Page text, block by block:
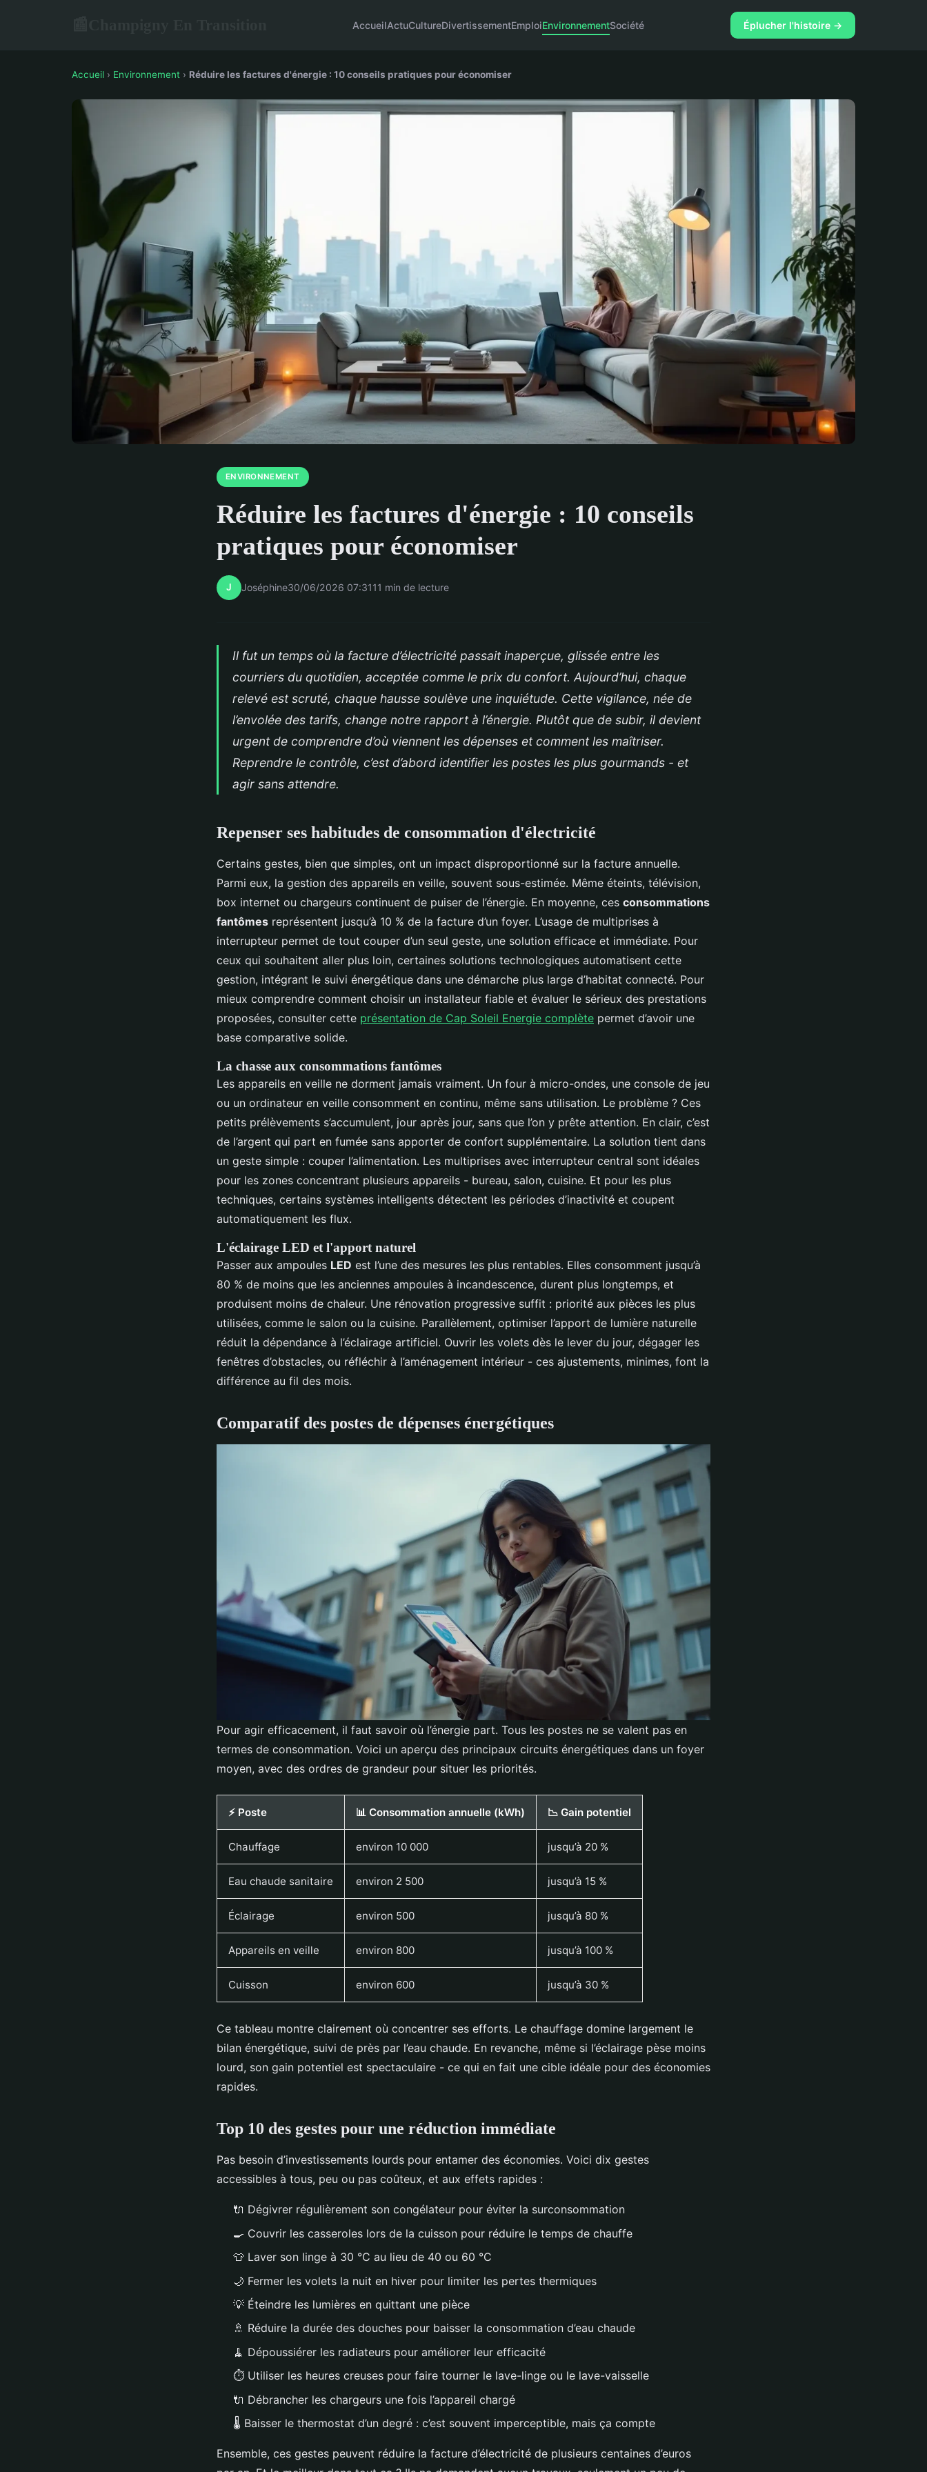
AccueilActuCultureDivertissementEmploiEnvironnementSociété Éplucher l'histoire →
Accueil › Environnement › Réduire les factures d'énergie : 10 conseils pratiques pour économiser
ENVIRONNEMENT
Réduire les factures d'énergie : 10 conseils
pratiques pour économiser
J Joséphine30/06/2026 07:3111 min de lecture
Il fut un temps où la facture d’électricité passait inaperçue, glissée entre les
courriers du quotidien, acceptée comme le prix du confort. Aujourd’hui, chaque
relevé est scruté, chaque hausse soulève une inquiétude. Cette vigilance, née de
l’envolée des tarifs, change notre rapport à l’énergie. Plutôt que de subir, il devient
urgent de comprendre d’où viennent les dépenses et comment les maîtriser.
Reprendre le contrôle, c’est d’abord identifier les postes les plus gourmands - et
agir sans attendre.
Repenser ses habitudes de consommation d'électricité
Certains gestes, bien que simples, ont un impact disproportionné sur la facture annuelle.
Parmi eux, la gestion des appareils en veille, souvent sous-estimée. Même éteints, télévision,
box internet ou chargeurs continuent de puiser de l’énergie. En moyenne, ces consommations
fantômes représentent jusqu’à 10 % de la facture d’un foyer. L’usage de multiprises à
interrupteur permet de tout couper d’un seul geste, une solution efficace et immédiate. Pour
ceux qui souhaitent aller plus loin, certaines solutions technologiques automatisent cette
gestion, intégrant le suivi énergétique dans une démarche plus large d’habitat connecté. Pour
mieux comprendre comment choisir un installateur fiable et évaluer le sérieux des prestations
proposées, consulter cette présentation de Cap Soleil Energie complète permet d’avoir une
base comparative solide.
La chasse aux consommations fantômes
Les appareils en veille ne dorment jamais vraiment. Un four à micro-ondes, une console de jeu
ou un ordinateur en veille consomment en continu, même sans utilisation. Le problème ? Ces
petits prélèvements s’accumulent, jour après jour, sans que l’on y prête attention. En clair, c’est
de l’argent qui part en fumée sans apporter de confort supplémentaire. La solution tient dans
un geste simple : couper l’alimentation. Les multiprises avec interrupteur central sont idéales
pour les zones concentrant plusieurs appareils - bureau, salon, cuisine. Et pour les plus
techniques, certains systèmes intelligents détectent les périodes d’inactivité et coupent
automatiquement les flux.
L'éclairage LED et l'apport naturel
Passer aux ampoules LED est l’une des mesures les plus rentables. Elles consomment jusqu’à
80 % de moins que les anciennes ampoules à incandescence, durent plus longtemps, et
produisent moins de chaleur. Une rénovation progressive suffit : priorité aux pièces les plus
utilisées, comme le salon ou la cuisine. Parallèlement, optimiser l’apport de lumière naturelle
réduit la dépendance à l’éclairage artificiel. Ouvrir les volets dès le lever du jour, dégager les
fenêtres d’obstacles, ou réfléchir à l’aménagement intérieur - ces ajustements, minimes, font la
différence au fil des mois.
Comparatif des postes de dépenses énergétiques
Pour agir efficacement, il faut savoir où l’énergie part. Tous les postes ne se valent pas en
termes de consommation. Voici un aperçu des principaux circuits énergétiques dans un foyer
moyen, avec des ordres de grandeur pour situer les priorités.
⚡ Poste 📊 Consommation annuelle (kWh) 📉 Gain potentiel
Chauffage environ 10 000 jusqu’à 20 %
Eau chaude sanitaire environ 2 500 jusqu’à 15 %
Éclairage environ 500 jusqu’à 80 %
Appareils en veille environ 800 jusqu’à 100 %
Cuisson environ 600 jusqu’à 30 %
Ce tableau montre clairement où concentrer ses efforts. Le chauffage domine largement le
bilan énergétique, suivi de près par l’eau chaude. En revanche, même si l’éclairage pèse moins
lourd, son gain potentiel est spectaculaire - ce qui en fait une cible idéale pour des économies
rapides.
Top 10 des gestes pour une réduction immédiate
Pas besoin d’investissements lourds pour entamer des économies. Voici dix gestes
accessibles à tous, peu ou pas coûteux, et aux effets rapides :
🔌 Dégivrer régulièrement son congélateur pour éviter la surconsommation
🍳 Couvrir les casseroles lors de la cuisson pour réduire le temps de chauffe
👕 Laver son linge à 30 °C au lieu de 40 ou 60 °C
🌙 Fermer les volets la nuit en hiver pour limiter les pertes thermiques
💡 Éteindre les lumières en quittant une pièce
🚿 Réduire la durée des douches pour baisser la consommation d’eau chaude
🧹 Dépoussiérer les radiateurs pour améliorer leur efficacité
⏱️ Utiliser les heures creuses pour faire tourner le lave-linge ou le lave-vaisselle
🔌 Débrancher les chargeurs une fois l’appareil chargé
🌡️ Baisser le thermostat d’un degré : c’est souvent imperceptible, mais ça compte
Ensemble, ces gestes peuvent réduire la facture d’électricité de plusieurs centaines d’euros